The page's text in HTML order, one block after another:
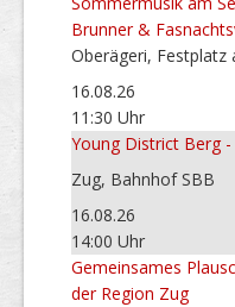
Brunner &
Oberägeri, Festplatz
16.08.26
11:30 Uhr
Young District Berg
Zug, Bahnhof SBB
16.08.26
14:00 Uhr
Gemeinsames
der Region Zug